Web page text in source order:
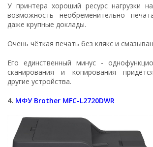
У принтера хороший ресурс нагрузки
возможность необременительно
даже крупные доклады.
Очень чёткая печать без клякс и
Его единственный минус -
сканирования и копирования
другие устройства.
4. МФУ Brother MFC-L2720DWR